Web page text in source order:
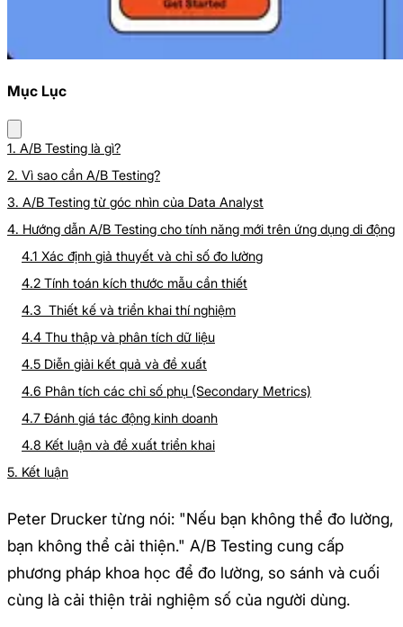
Mục Lục
1. A/B Testing là gì?
2. Vì sao cần A/B Testing?
3. A/B Testing từ góc nhìn của Data Analyst
4. Hướng dẫn A/B Testing cho tính năng mới trên ứng dụng di động
4.1 Xác định giả thuyết và chỉ số đo lường
4.2 Tính toán kích thước mẫu cần thiết
4.3 Thiết kế và triển khai thí nghiệm
4.4 Thu thập và phân tích dữ liệu
4.5 Diễn giải kết quả và đề xuất
4.6 Phân tích các chỉ số phụ (Secondary Metrics)
4.7 Đánh giá tác động kinh doanh
4.8 Kết luận và đề xuất triển khai
5. Kết luận
Peter Drucker từng nói: "Nếu bạn không thể đo lường,
bạn không thể cải thiện." A/B Testing cung cấp
phương pháp khoa học để đo lường, so sánh và cuối
cùng là cải thiện trải nghiệm số của người dùng.